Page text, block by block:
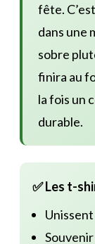
fête.
dans une
sobre
finira au
la fois un
durable.
✅ Les t-